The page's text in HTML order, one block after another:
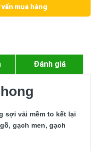
mua hàng
Đánh giá
sợi vải mềm to kết lại
gạch men, gạch